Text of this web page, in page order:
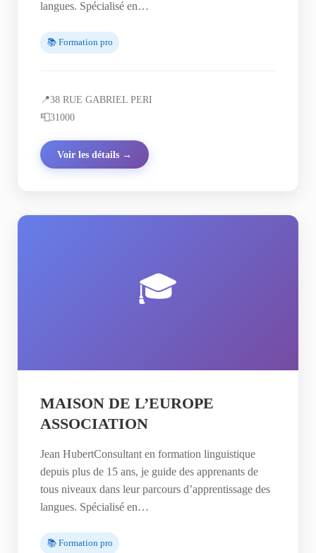
langues. Spécialisé en…
📚 Formation pro
📍38 RUE GABRIEL PERI
📮31000
Voir les détails →
🎓
MAISON DE L’EUROPE
ASSOCIATION
Jean HubertConsultant en formation linguistique
depuis plus de 15 ans, je guide des apprenants de
tous niveaux dans leur parcours d’apprentissage des
langues. Spécialisé en…
📚 Formation pro